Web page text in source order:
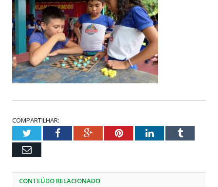
COMPARTILHAR:
TwitterFacebookGoogle+PinterestLinkedInTumblr
Email
CONTEÚDO RELACIONADO